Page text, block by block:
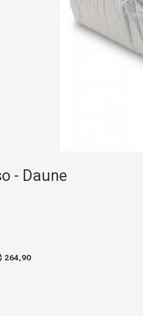
- Daune
264,90